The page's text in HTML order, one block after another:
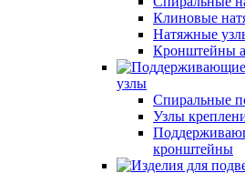
Клиновые
Натяжные
Кронштейны
узлы
Спиральные
Узлы
кронштейны